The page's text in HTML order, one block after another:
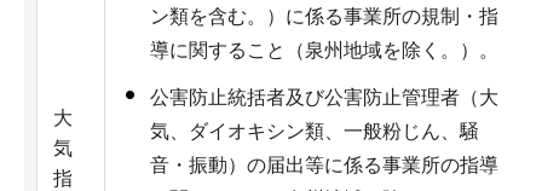
大
気
指
ン類を含む。）に係る事業所の規制・指
導に関すること（泉州地域を除く。）。
公害防止統括者及び公害防止管理者（大
気、ダイオキシン類、一般粉じん、騒
音・振動）の届出等に係る事業所の指導